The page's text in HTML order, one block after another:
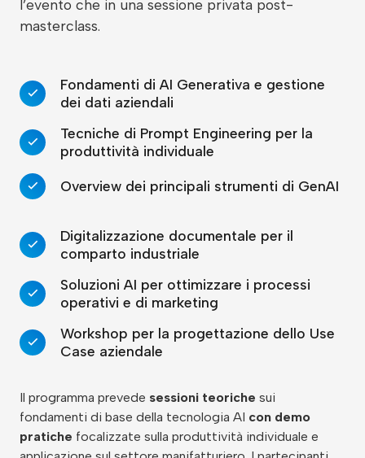
l’evento che in una sessione privata post-
masterclass.
Fondamenti di AI Generativa e gestione
dei dati aziendali
Tecniche di Prompt Engineering per la
produttività individuale
Overview dei principali strumenti di GenAI
Digitalizzazione documentale per il
comparto industriale
Soluzioni AI per ottimizzare i processi
operativi e di marketing
Workshop per la progettazione dello Use
Case aziendale
Il programma prevede sessioni teoriche sui
fondamenti di base della tecnologia AI con demo
pratiche focalizzate sulla produttività individuale e